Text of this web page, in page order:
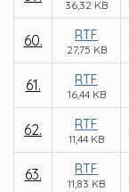
36,32 KB
60. RTF
27,75 KB
61. RTF
16,44 KB
62. RTF
11,44 KB
63. RTF
11,83 KB